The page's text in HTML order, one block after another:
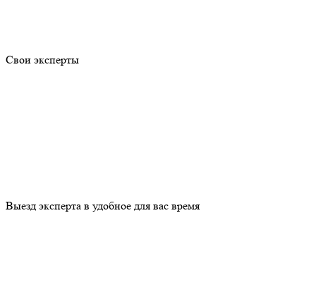
Свои эксперты
Выезд эксперта в удобное для вас время